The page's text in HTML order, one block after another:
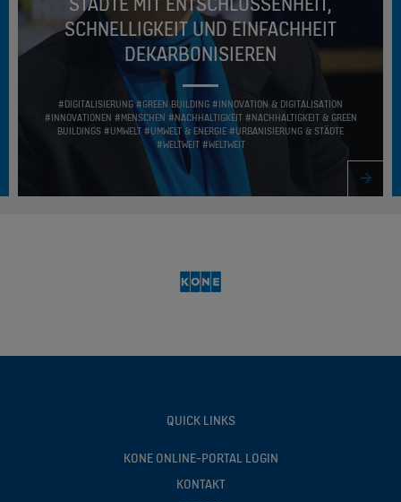
SCHNELLIGKEIT UND EINFACHHEIT
DEKARBONISIEREN
#DIGITALISIERUNG #GREEN BUILDING #INNOVATION & DIGITALISATION
#INNOVATIONEN #MENSCHEN #NACHHALTIGKEIT #NACHHALTIGKEIT & GREEN
BUILDINGS #UMWELT #UMWELT & ENERGIE #URBANISIERUNG & STÄDTE
#WELTWEIT #WELTWEIT
QUICK LINKS
KONE ONLINE-PORTAL LOGIN
KONTAKT